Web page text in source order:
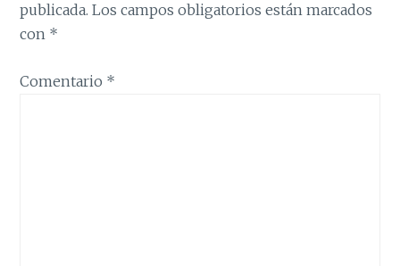
publicada. Los campos obligatorios están marcados
con *
Comentario *